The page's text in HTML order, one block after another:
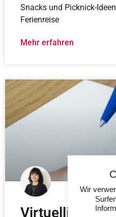
Snacks und Picknick-
Ferienreise
Mehr erfahren
Virtuelli
Wir